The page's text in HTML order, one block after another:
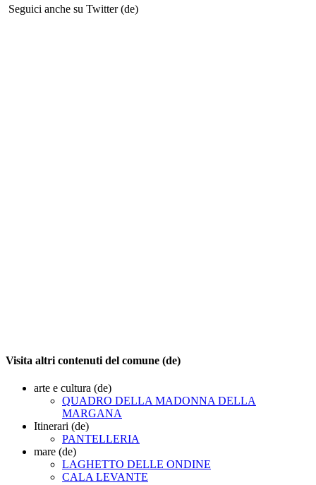
Seguici anche su Twitter (de)
Visita altri contenuti del comune (de)
arte e cultura (de)
QUADRO DELLA MADONNA DELLA
MARGANA
Itinerari (de)
PANTELLERIA
mare (de)
LAGHETTO DELLE ONDINE
CALA LEVANTE